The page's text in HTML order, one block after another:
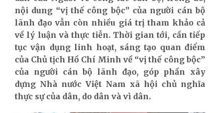
nội dung “vị thế công bộc” của người cán bộ
lãnh đạo vẫn còn nhiều giá trị tham khảo cả
về lý luận và thực tiễn. Thời gian tới, cần tiếp
tục vận dụng linh hoạt, sáng tạo quan điểm
của Chủ tịch Hồ Chí Minh về “vị thế công bộc”
của người cán bộ lãnh đạo, góp phần xây
dựng Nhà nước Việt Nam xã hội chủ nghĩa
thực sự của dân, do dân và vì dân.